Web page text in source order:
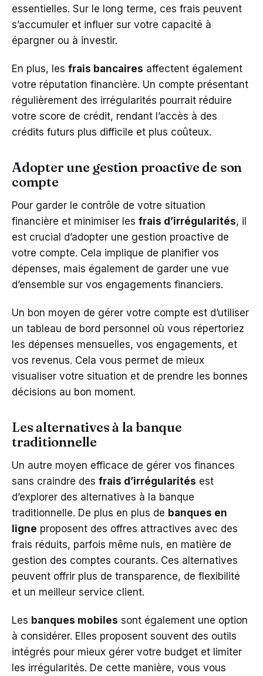
essentielles. Sur le long terme, ces frais peuvent
s’accumuler et influer sur votre capacité à
épargner ou à investir.
En plus, les frais bancaires affectent également
votre réputation financière. Un compte présentant
régulièrement des irrégularités pourrait réduire
votre score de crédit, rendant l’accès à des
crédits futurs plus difficile et plus coûteux.
Adopter une gestion proactive de son
compte
Pour garder le contrôle de votre situation
financière et minimiser les frais d’irrégularités, il
est crucial d’adopter une gestion proactive de
votre compte. Cela implique de planifier vos
dépenses, mais également de garder une vue
d’ensemble sur vos engagements financiers.
Un bon moyen de gérer votre compte est d’utiliser
un tableau de bord personnel où vous répertoriez
les dépenses mensuelles, vos engagements, et
vos revenus. Cela vous permet de mieux
visualiser votre situation et de prendre les bonnes
décisions au bon moment.
Les alternatives à la banque
traditionnelle
Un autre moyen efficace de gérer vos finances
sans craindre des frais d’irrégularités est
d’explorer des alternatives à la banque
traditionnelle. De plus en plus de banques en
ligne proposent des offres attractives avec des
frais réduits, parfois même nuls, en matière de
gestion des comptes courants. Ces alternatives
peuvent offrir plus de transparence, de flexibilité
et un meilleur service client.
Les banques mobiles sont également une option
à considérer. Elles proposent souvent des outils
intégrés pour mieux gérer votre budget et limiter
les irrégularités. De cette manière, vous vous